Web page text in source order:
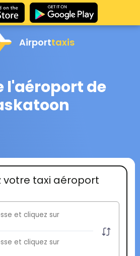
Airporttaxis
l'aéroport de
votre taxi aéroport